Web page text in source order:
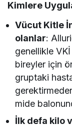
Kimlere
Vücut Kitle
olanlar:
genellikle
bireyler için
gruptaki
mide
İlk defa kilo